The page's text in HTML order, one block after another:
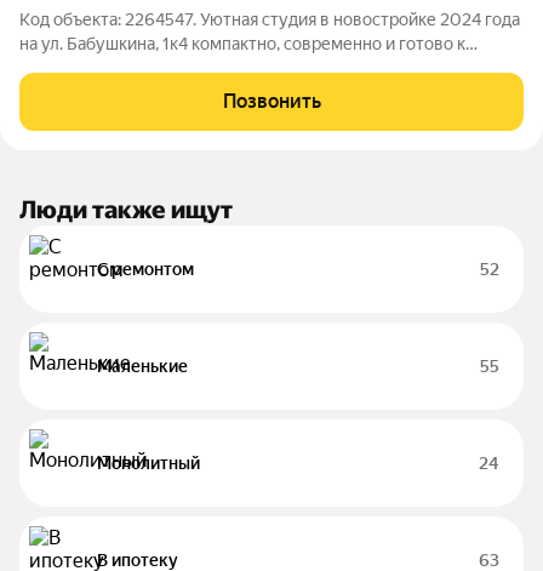
Код объекта: 2264547. Уютная студия в новостройке 2024 года
на ул. Бабушкина, 1к4 компактно, современно и готово к
создают ощущение уюта и защищённости прямо в городе.
Небольшая, но
Позвонить
Люди также ищут
С ремонтом 52
Маленькие 55
Монолитный 24
В ипотеку 63